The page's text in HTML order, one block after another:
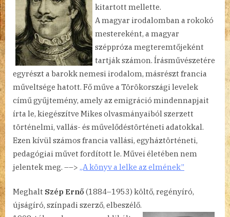
kitartott mellette.
A magyar irodalomban a rokokó
mestereként, a magyar
széppróza megteremtőjeként
tartják számon. Írásművészetére
egyrészt a barokk nemesi irodalom, másrészt francia
műveltsége hatott. Fő műve a Törökországi levelek
című gyűjtemény, amely az emigráció mindennapjait
írta le, kiegészítve Mikes olvasmányaiból szerzett
történelmi, vallás- és művelődéstörténeti adatokkal.
Ezen kívül számos francia vallási, egyháztörténeti,
pedagógiai művet fordított le. Művei életében nem
jelentek meg. ––> „A könyv a lelke az elmének”
Meghalt Szép Ernő (1884–1953) költő, regényíró,
újságíró, színpadi szerző, elbeszélő.